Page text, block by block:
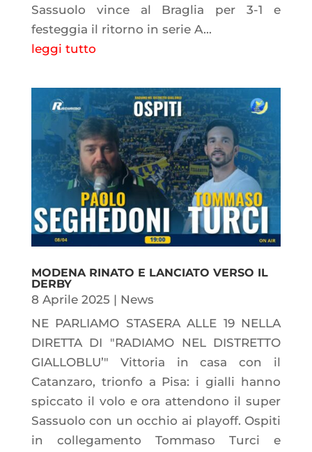
Sassuolo vince al Braglia per 3-1 e
festeggia il ritorno in serie A...
leggi tutto
MODENA RINATO E LANCIATO VERSO IL
DERBY
8 Aprile 2025 | News
NE PARLIAMO STASERA ALLE 19 NELLA
DIRETTA DI "RADIAMO NEL DISTRETTO
GIALLOBLU’" Vittoria in casa con il
Catanzaro, trionfo a Pisa: i gialli hanno
spiccato il volo e ora attendono il super
Sassuolo con un occhio ai playoff. Ospiti
in collegamento Tommaso Turci e